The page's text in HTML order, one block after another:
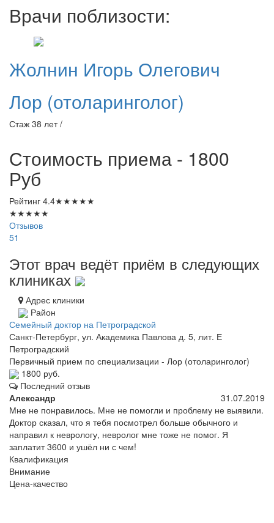
Врачи поблизости:
Жолнин Игорь Олегович
Лор (отоларинголог)
Стаж 38 лет /
Стоимость приема - 1800
Руб
Рейтинг 4.4★★★★★
★★★★★
Отзывов
51
Этот врач ведёт приём в следующих
клиниках
Адрес клиники
Район
Семейный доктор на Петроградской
Санкт-Петербург, ул. Академика Павлова д. 5, лит. Е
Петроградский
Первичный прием по специализации - Лор (отоларинголог)
1800 руб.
Последний отзыв
Александр
31.07.2019
Мне не понравилось. Мне не помогли и проблему не выявили.
Доктор сказал, что я тебя посмотрел больше обычного и
направил к неврологу, невролог мне тоже не помог. Я
заплатит 3600 и ушёл ни с чем!
Квалификация
Внимание
Цена-качество